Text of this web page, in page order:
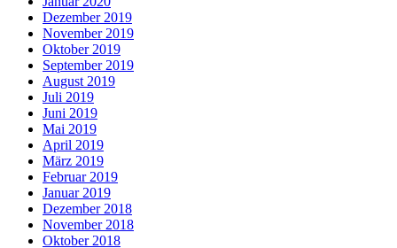
Dezember 2019
November 2019
Oktober 2019
September 2019
August 2019
Juli 2019
Juni 2019
Mai 2019
April 2019
März 2019
Februar 2019
Januar 2019
Dezember 2018
November 2018
Oktober 2018